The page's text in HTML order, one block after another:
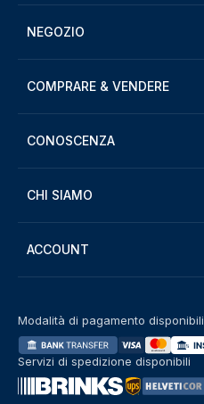
NEGOZIO
COMPRARE & VENDERE
CONOSCENZA
CHI SIAMO
ACCOUNT
Modalità di pagamento disponibili
Servizi di spedizione disponibili